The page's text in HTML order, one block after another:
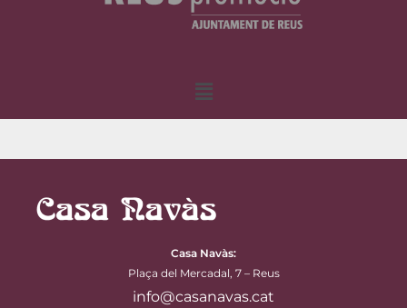
Menu
Casa Navàs:
Plaça del Mercadal, 7 – Reus
info@casanavas.cat